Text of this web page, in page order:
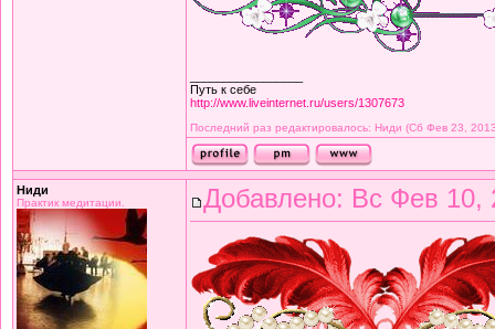
Путь к себе
http://www.liveinternet.ru/users/1307673
Последний раз редактировалось: Ниди (Сб Фев 23,
Ниди
Практик медитации. Добавлено: Вс Фев 10,